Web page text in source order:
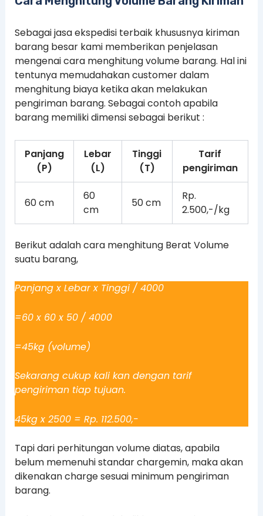
Sebagai jasa ekspedisi terbaik khususnya kiriman
barang besar kami memberikan penjelasan
mengenai cara menghitung volume barang. Hal ini
tentunya memudahakan customer dalam
menghitung biaya ketika akan melakukan
pengiriman barang. Sebagai contoh apabila
barang memiliki dimensi sebagai berikut :
Panjang
(P)
Lebar
(L)
Tinggi
(T)
Tarif
pengiriman
60 cm
60
cm
50 cm
Rp.
2.500,-/kg
Berikut adalah cara menghitung Berat Volume
suatu barang,
Panjang x Lebar x Tinggi / 4000
=60 x 60 x 50 / 4000
=45kg (volume)
Sekarang cukup kali kan dengan tarif
pengiriman tiap tujuan.
45kg x 2500 = Rp. 112.500,-
Tapi dari perhitungan volume diatas, apabila
belum memenuhi standar chargemin, maka akan
dikenakan charge sesuai minimum pengiriman
barang.